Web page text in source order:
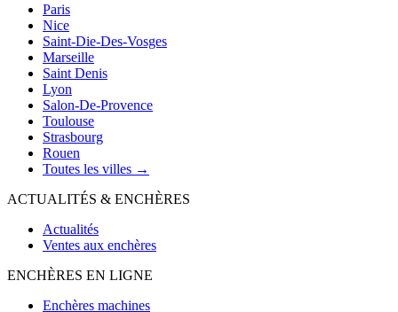
Paris
Nice
Saint-Die-Des-Vosges
Marseille
Saint Denis
Lyon
Salon-De-Provence
Toulouse
Strasbourg
Rouen
Toutes les villes →
ACTUALITÉS & ENCHÈRES
Actualités
Ventes aux enchères
ENCHÈRES EN LIGNE
Enchères machines